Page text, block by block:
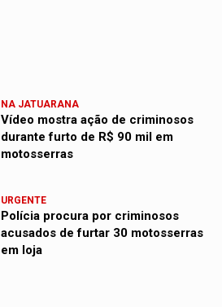
NA JATUARANA
Vídeo mostra ação de criminosos
durante furto de R$ 90 mil em
motosserras
URGENTE
Polícia procura por criminosos
acusados de furtar 30 motosserras
em loja